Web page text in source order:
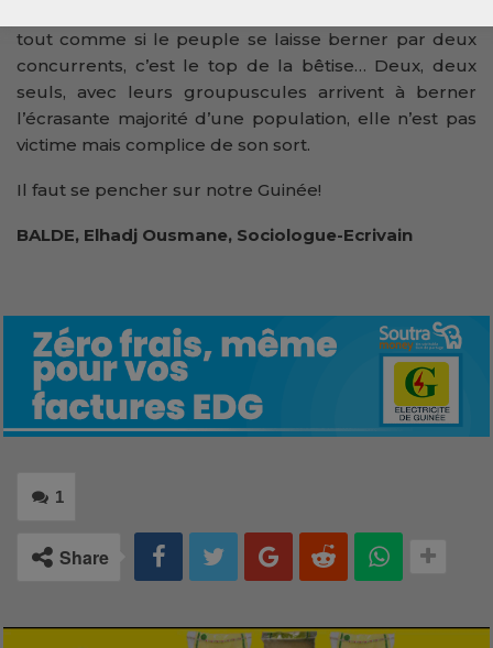
tout comme si le peuple se laisse berner par deux
concurrents, c’est le top de la bêtise… Deux, deux
seuls, avec leurs groupuscules arrivent à berner
l’écrasante majorité d’une population, elle n’est pas
victime mais complice de son sort.
Il faut se pencher sur notre Guinée!
BALDE, Elhadj Ousmane, Sociologue-Ecrivain
1
Share